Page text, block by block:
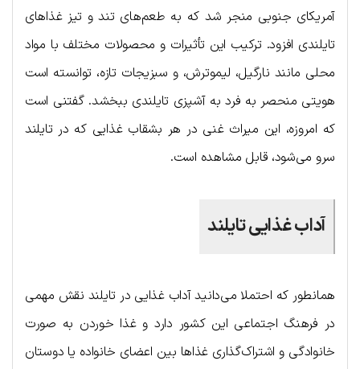
آمریکای جنوبی منجر شد که به طعم‌های تند و تیز غذاهای
تایلندی افزود. ترکیب این تأثیرات و محصولات مختلف با مواد
محلی مانند نارگیل، لیموترش، و سبزیجات تازه، توانسته است
هویتی منحصر به فرد به آشپزی تایلندی ببخشد. گفتنی‌ است
که امروزه، این میراث غنی در هر بشقاب غذایی که در تایلند
سرو می‌شود، قابل مشاهده است.
آداب غذایی تایلند
همانطور که احتملا می‌دانید آداب غذایی در تایلند نقش مهمی
در فرهنگ اجتماعی این کشور دارد و غذا خوردن به صورت
خانوادگی و اشتراک‌گذاری غذاها بین اعضای خانواده یا دوستان